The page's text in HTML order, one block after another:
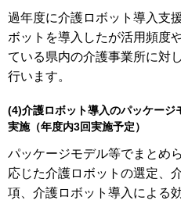
過年度に介護ロボット導入支
ボットを導入したが活用頻度
ている県内の介護事業所に対
行います。
(4)介護ロボット導入のパッケージ
実施（年度内3回実施予定）
パッケージモデル等でまとめ
応じた介護ロボットの選定、
項、介護ロボット導入による